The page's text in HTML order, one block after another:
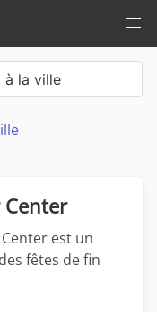
à la ville
Center
est un
fêtes de fin